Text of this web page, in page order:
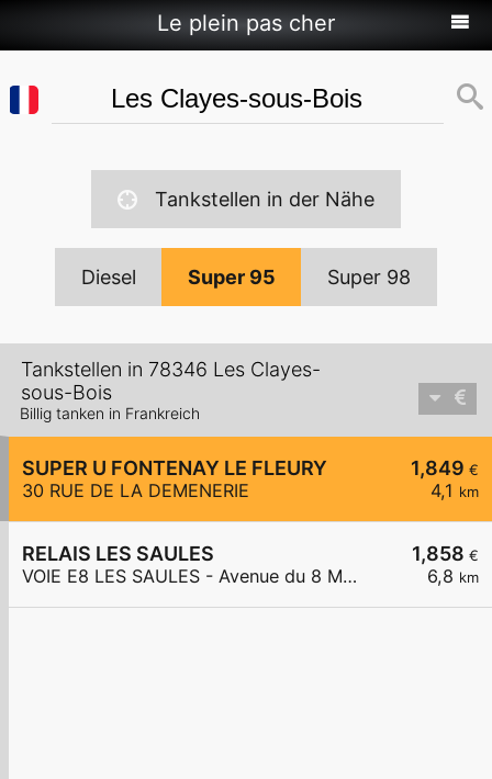
Le plein pas cher
Tankstellen in der Nähe
Diesel Super 95 Super 98
Tankstellen in 78346 Les Clayes-
sous-Bois
Billig tanken in Frankreich
1,849 €
4,1 km
SUPER U FONTENAY LE FLEURY
30 RUE DE LA DEMENERIE
1,858 €
6,8 km
RELAIS LES SAULES
VOIE E8 LES SAULES - Avenue du 8 Mai 1945